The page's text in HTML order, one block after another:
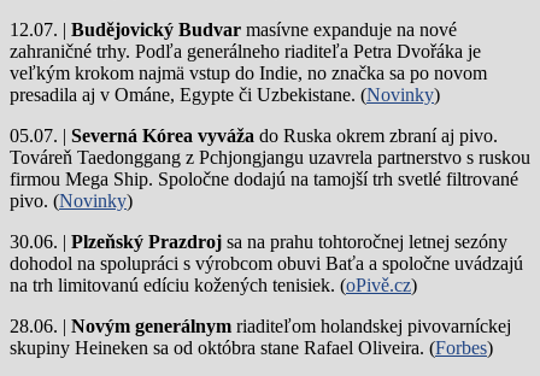
12.07. | Budějovický Budvar masívne expanduje na nové
zahraničné trhy. Podľa generálneho riaditeľa Petra Dvořáka je
veľkým krokom najmä vstup do Indie, no značka sa po novom
presadila aj v Ománe, Egypte či Uzbekistane. (Novinky)
05.07. | Severná Kórea vyváža do Ruska okrem zbraní aj pivo.
Továreň Taedonggang z Pchjongjangu uzavrela partnerstvo s ruskou
firmou Mega Ship. Spoločne dodajú na tamojší trh svetlé filtrované
pivo. (Novinky)
30.06. | Plzeňský Prazdroj sa na prahu tohtoročnej letnej sezóny
dohodol na spolupráci s výrobcom obuvi Baťa a spoločne uvádzajú
na trh limitovanú edíciu kožených tenisiek. (oPivě.cz)
28.06. | Novým generálnym riaditeľom holandskej pivovarníckej
skupiny Heineken sa od októbra stane Rafael Oliveira. (Forbes)